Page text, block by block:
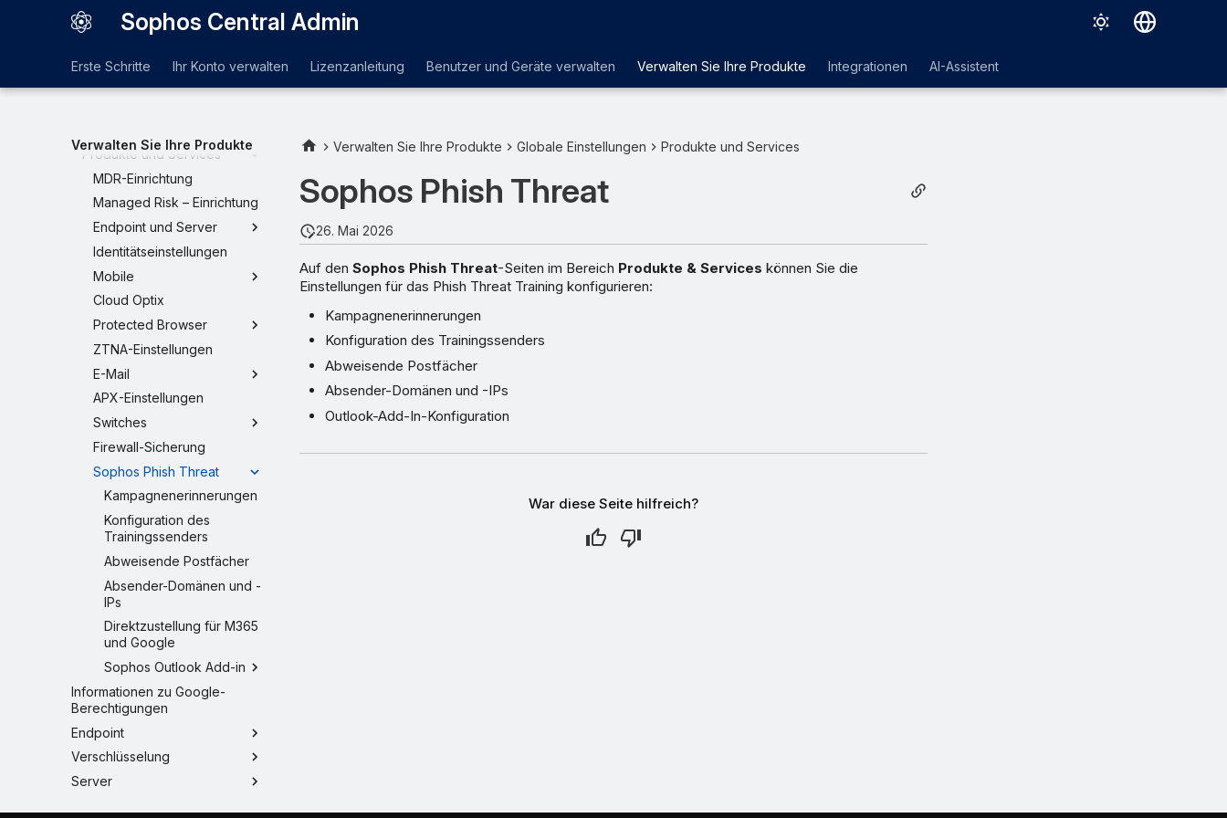
Sophos Central Admin
Erste Schritte Ihr Konto verwalten Lizenzanleitung Benutzer und Geräte verwalten Verwalten Sie Ihre Produkte Integrationen AI-Assistent
Verwalten Sie Ihre Produkte
Protokolle und Berichte
Produkte und Services
MDR-Einrichtung
Managed Risk – Einrichtung
Endpoint und Server
Identitätseinstellungen
Mobile
Cloud Optix
Protected Browser
ZTNA-Einstellungen
E-Mail
APX-Einstellungen
Switches
Firewall-Sicherung
Sophos Phish Threat
Kampagnenerinnerungen
Konfiguration des
Trainingssenders
Abweisende Postfächer
Absender-Domänen und -
IPs
Direktzustellung für M365
und Google
Sophos Outlook Add-in
Informationen zu Google-
Berechtigungen
Endpoint
Verschlüsselung
Server
Verwalten Sie Ihre Produkte Globale Einstellungen Produkte und Services
Sophos Phish Threat
26. Mai 2026
Auf den Sophos Phish Threat-Seiten im Bereich Produkte & Services können Sie die
Einstellungen für das Phish Threat Training konfigurieren:
Kampagnenerinnerungen
Konfiguration des Trainingssenders
Abweisende Postfächer
Absender-Domänen und -IPs
Outlook-Add-In-Konfiguration
War diese Seite hilfreich?